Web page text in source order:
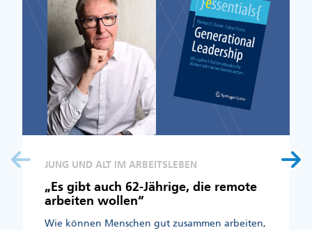
JUNG UND ALT IM ARBEITSLEBEN
„Es gibt auch 62-Jährige, die remote
arbeiten wollen“
Wie können Menschen gut zusammen arbeiten,